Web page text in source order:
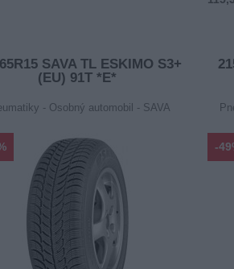
SAVA TL ESKIMO S3+
(EU) 91T *E*
- Osobný automobil - SAVA
-